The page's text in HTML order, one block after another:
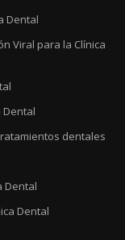
Dental
Viral para la Clínica
Dental
dentales
Dental
Dental